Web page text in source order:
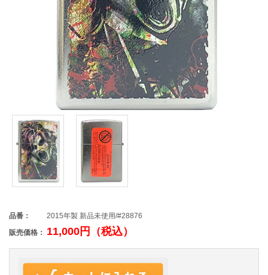
品番：
2015年製 新品未使用/#28876
販売価格： 11,000円（税込）